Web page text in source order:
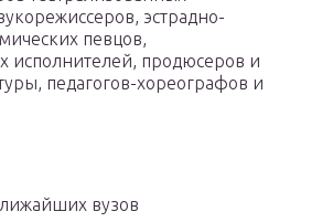
эстрадно-
певцов,
исполнителей, продюсеров и
педагогов-хореографов и
вузов